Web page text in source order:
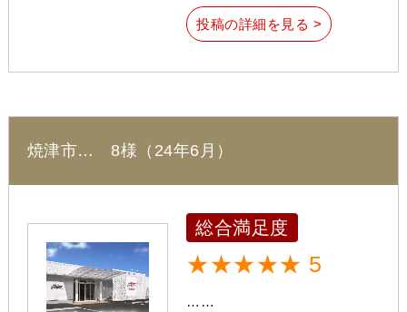
投稿の詳細を見る >
焼津市… 8様（24年6月）
総合満足度
★★★★★ 5
……